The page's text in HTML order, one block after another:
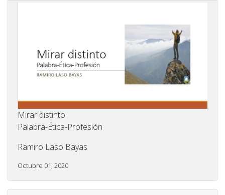
Mirar distinto
Palabra-Ética-Profesión
Ramiro Laso Bayas
Octubre 01, 2020